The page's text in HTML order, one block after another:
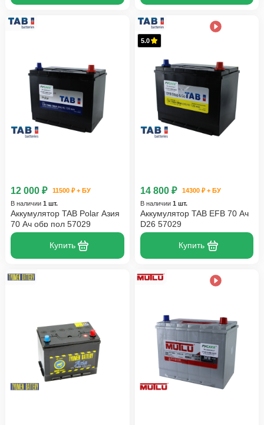
12 000 ₽
11500 ₽ + БУ
В наличии 1 шт.
Аккумулятор TAB Polar Азия
70 Ач обр пол 57029
Купить
5.0
14 800 ₽
14300 ₽ + БУ
В наличии 1 шт.
Аккумулятор TAB EFB 70 Ач
D26 57029
Купить